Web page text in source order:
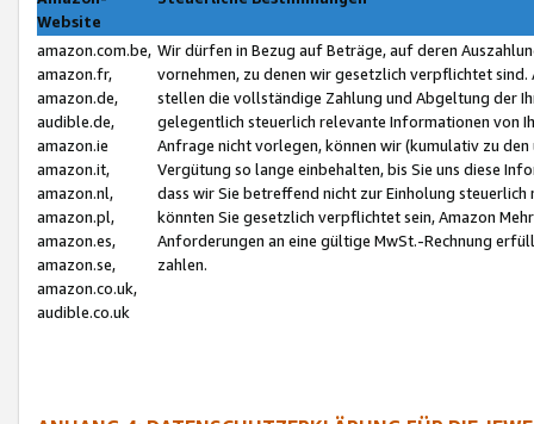
Website
amazon.com.be,
amazon.fr,
amazon.de,
audible.de,
amazon.ie
amazon.it,
amazon.nl,
amazon.pl,
amazon.es,
amazon.se,
amazon.co.uk,
audible.co.uk
Wir dürfen in Bezug auf Beträge, auf deren
vornehmen, zu denen wir gesetzlich verpflichtet
stellen die vollständige Zahlung und Abgeltung der
gelegentlich steuerlich relevante Informationen von
Anfrage nicht vorlegen, können wir (kumulativ zu
Vergütung so lange einbehalten, bis Sie uns diese
dass wir Sie betreffend nicht zur Einholung
könnten Sie gesetzlich verpflichtet sein, Amazon
Anforderungen an eine gültige MwSt.-Rechnung
zahlen.